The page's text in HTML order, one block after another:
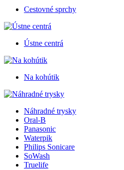
Cestovné sprchy
Ústne centrá
Na kohútik
Náhradné trysky
Oral-B
Panasonic
Waterpik
Philips Sonicare
SoWash
Truelife